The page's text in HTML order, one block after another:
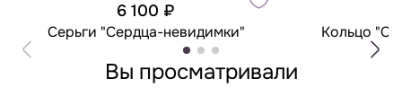
6 100 ₽
Серьги "Сердца-невидимки" Кольцо
Вы просматривали